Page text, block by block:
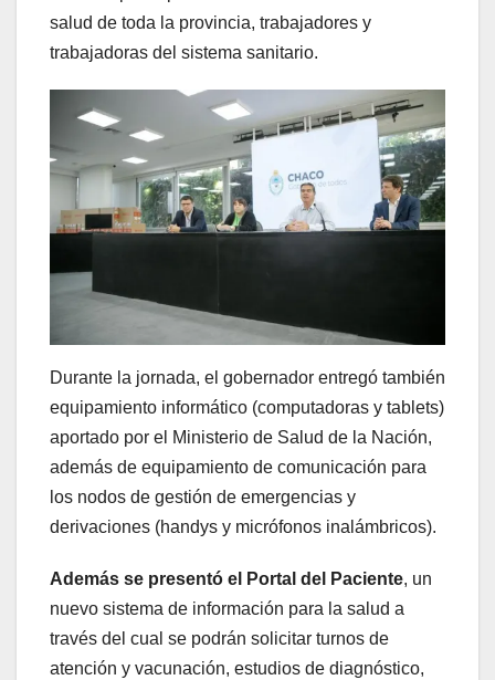
salud de toda la provincia, trabajadores y
trabajadoras del sistema sanitario.
Durante la jornada, el gobernador entregó también
equipamiento informático (computadoras y tablets)
aportado por el Ministerio de Salud de la Nación,
además de equipamiento de comunicación para
los nodos de gestión de emergencias y
derivaciones (handys y micrófonos inalámbricos).
Además se presentó el Portal del Paciente, un
nuevo sistema de información para la salud a
través del cual se podrán solicitar turnos de
atención y vacunación, estudios de diagnóstico,